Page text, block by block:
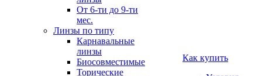
От 6-ти до 9-ти
мес.
Линзы по типу
Карнавальные
линзы
Биосовместимые
Торические
Как купить